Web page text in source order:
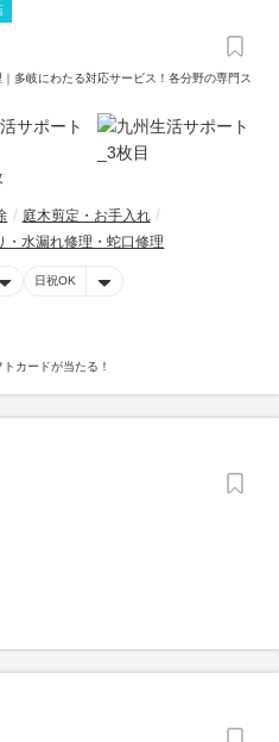
多岐にわたる対応サービス！各分野の専門ス
庭木剪定・お手入れ
・水漏れ修理・蛇口修理
日祝OK
カードが当たる！